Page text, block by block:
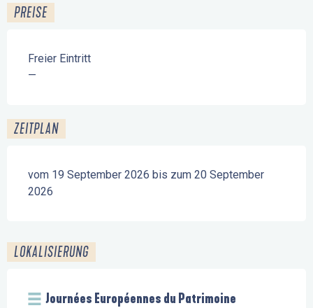
PREISE
Freier Eintritt
—
ZEITPLAN
vom 19 September 2026 bis zum 20 September
2026
LOKALISIERUNG
Journées Européennes du Patrimoine